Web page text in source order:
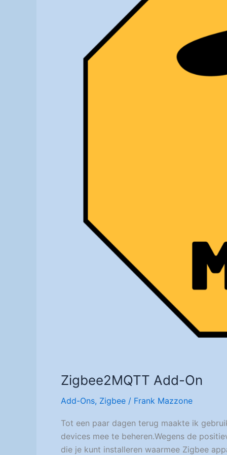
Zigbee2MQTT Add-On
Add-Ons, Zigbee / Frank Mazzone
Tot een paar dagen terug maakte ik
devices mee te beheren.Wegens de
die je kunt installeren waarmee Zigbee